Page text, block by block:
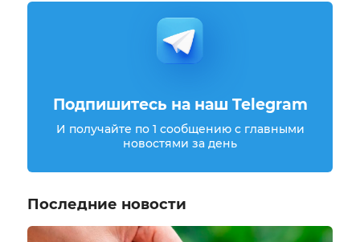
Подпишитесь на наш Telegram
И получайте по 1 сообщению с главными
новостями за день
Последние новости